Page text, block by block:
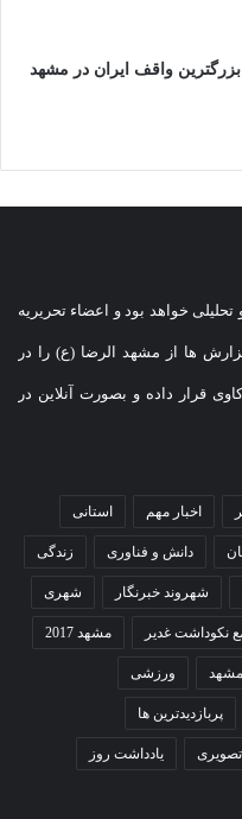
واقف ایران در مشهد
خواهد بود و اعضاء تحریریه
ها از مشهد الرضا (ع) را در
قرار داده و بصورت آنلاین در
اخبار مهم استانی
دانش و فناوری زندگی
شهروند خبرنگار شهری
نکوداشت غدیر مشهد 2017
ورزشی
پربازدیدترین ها
یادداشت روز